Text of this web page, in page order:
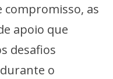
compromisso, as
apoio que
desafios
o